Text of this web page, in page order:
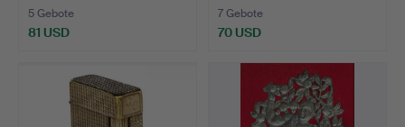
5 Gebote
81 USD
7 Gebote
70 USD